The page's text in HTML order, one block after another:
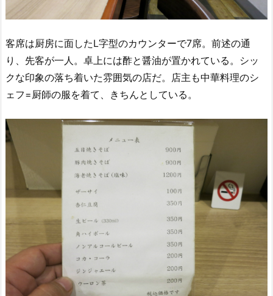
客席は厨房に面したL字型のカウンターで7席。前述の通
り、先客が一人。卓上には酢と醤油が置かれている。シッ
クな印象の落ち着いた雰囲気の店だ。店主も中華料理のシ
ェフ=厨師の服を着て、きちんとしている。